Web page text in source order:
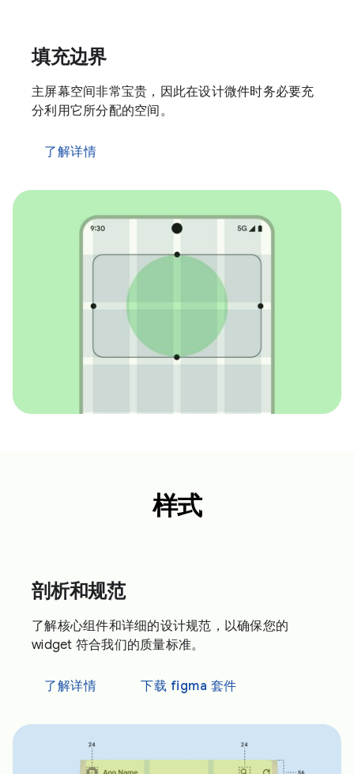
填充边界
主屏幕空间非常宝贵，因此在设计微件时务必要充
分利用它所分配的空间。
了解详情
样式
剖析和规范
了解核心组件和详细的设计规范，以确保您的
widget 符合我们的质量标准。
了解详情 下载 figma 套件